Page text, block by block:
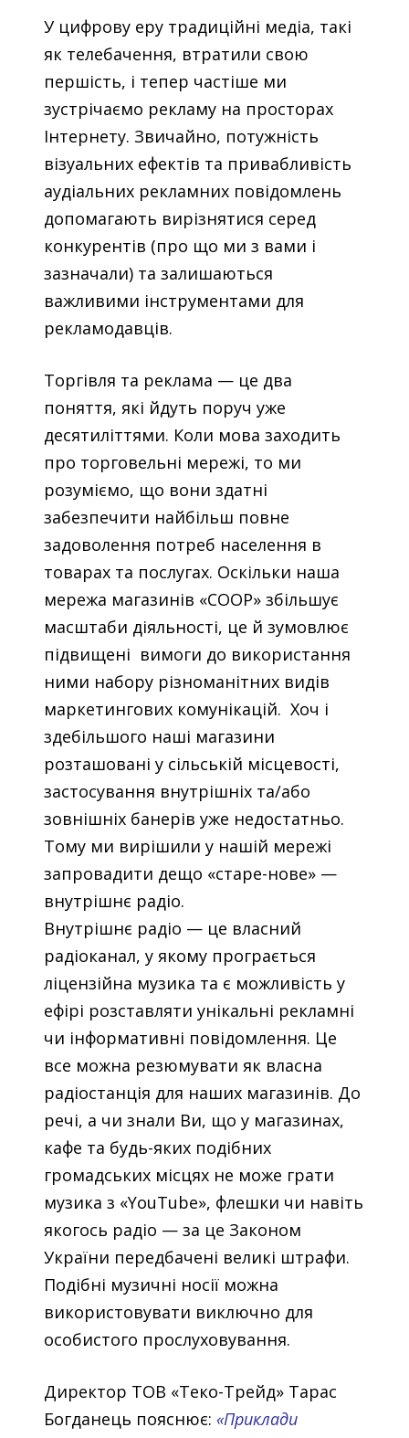
У цифрову еру традиційні медіа, такі
як телебачення, втратили свою
першість, і тепер частіше ми
зустрічаємо рекламу на просторах
Інтернету. Звичайно, потужність
візуальних ефектів та привабливість
аудіальних рекламних повідомлень
допомагають вирізнятися серед
конкурентів (про що ми з вами і
зазначали) та залишаються
важливими інструментами для
рекламодавців.
Торгівля та реклама — це два
поняття, які йдуть поруч уже
десятиліттями. Коли мова заходить
про торговельні мережі, то ми
розуміємо, що вони здатні
забезпечити найбільш повне
задоволення потреб населення в
товарах та послугах. Оскільки наша
мережа магазинів «COOP» збільшує
масштаби діяльності, це й зумовлює
підвищені вимоги до використання
ними набору різноманітних видів
маркетингових комунікацій. Хоч і
здебільшого наші магазини
розташовані у сільській місцевості,
застосування внутрішніх та/або
зовнішніх банерів уже недостатньо.
Тому ми вирішили у нашій мережі
запровадити дещо «старе-нове» —
внутрішнє радіо.
Внутрішнє радіо — це власний
радіоканал, у якому програється
ліцензійна музика та є можливість у
ефірі розставляти унікальні рекламні
чи інформативні повідомлення. Це
все можна резюмувати як власна
радіостанція для наших магазинів. До
речі, а чи знали Ви, що у магазинах,
кафе та будь-яких подібних
громадських місцях не може грати
музика з «YouTube», флешки чи навіть
якогось радіо — за це Законом
України передбачені великі штрафи.
Подібні музичні носії можна
використовувати виключно для
особистого прослуховування.
Директор ТОВ «Теко-Трейд» Тарас
Богданець пояснює: «Приклади